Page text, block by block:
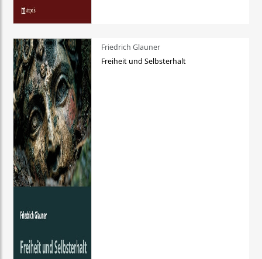
Friedrich Glauner
Freiheit und Selbsterhalt